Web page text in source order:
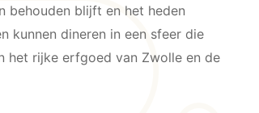
behouden blijft en het heden
kunnen dineren in een sfeer die
het rijke erfgoed van Zwolle en de